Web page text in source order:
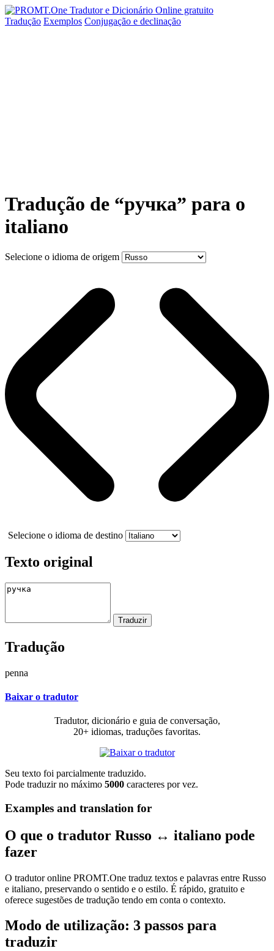
Tradução Exemplos Conjugação e declinação
Tradução de “ручка” para o
italiano
Selecione o idioma de origem
Selecione o idioma de destino
Texto original
Tradução
penna
Baixar o tradutor
Tradutor, dicionário e guia de conversação,
20+ idiomas, traduções favoritas.
Seu texto foi parcialmente traduzido.
Pode traduzir no máximo 5000 caracteres por vez.
Examples and translation for
O que o tradutor Russo ↔ italiano pode
fazer
O tradutor online PROMT.One traduz textos e palavras entre Russo
e italiano, preservando o sentido e o estilo. É rápido, gratuito e
oferece sugestões de tradução tendo em conta o contexto.
Modo de utilização: 3 passos para
traduzir